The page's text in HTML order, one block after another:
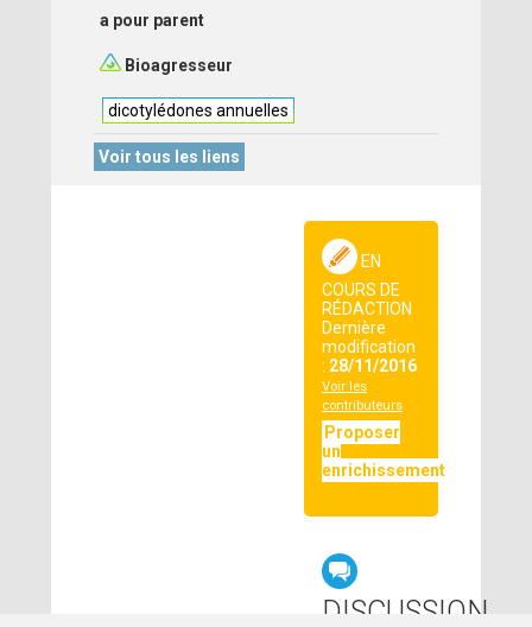
a pour parent
Bioagresseur
dicotylédones annuelles
Voir tous les liens
EN
COURS DE
RÉDACTION
Dernière
modification
: 28/11/2016
Voir les
contributeurs
Proposer
un
enrichissement
DISCUSSION